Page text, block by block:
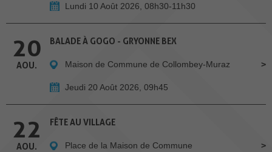
Lundi 10 Août 2026, 08h30-11h30
20
AOU.
BALADE À GOGO - GRYONNE BEX
Maison de Commune de Collombey-Muraz
Jeudi 20 Août 2026, 09h45
22
AOU.
FÊTE AU VILLAGE
Place de la Maison de Commune